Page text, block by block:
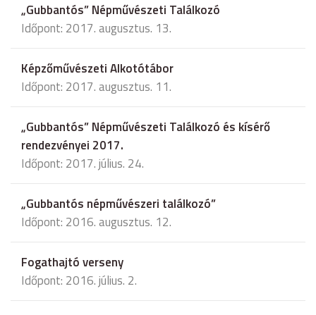
„Gubbantós” Népművészeti Találkozó
Időpont: 2017. augusztus. 13.
Képzőművészeti Alkotótábor
Időpont: 2017. augusztus. 11.
„Gubbantós” Népművészeti Találkozó és kísérő
rendezvényei 2017.
Időpont: 2017. július. 24.
„Gubbantós népművészeri találkozó”
Időpont: 2016. augusztus. 12.
Fogathajtó verseny
Időpont: 2016. július. 2.